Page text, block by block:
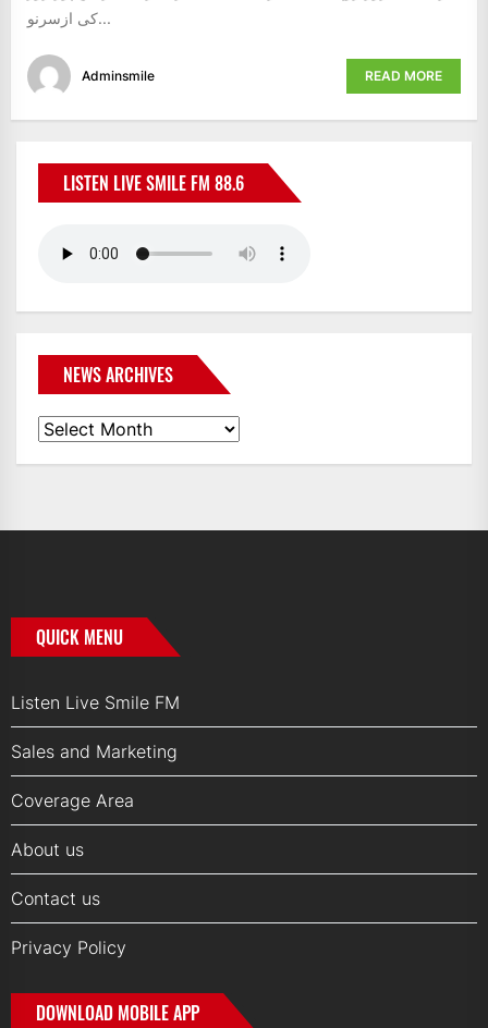
کی ازسرنو...
Adminsmile READ MORE
LISTEN LIVE SMILE FM 88.6
NEWS ARCHIVES
News
QUICK MENU
Listen Live Smile FM
Sales and Marketing
Coverage Area
About us
Contact us
Privacy Policy
DOWNLOAD MOBILE APP